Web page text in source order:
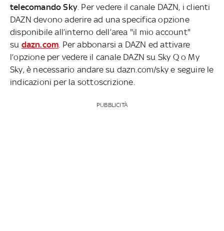
telecomando Sky . Per vedere il canale DAZN, i clienti
DAZN devono aderire ad una specifica opzione
disponibile all’interno dell’area "il mio account"
su dazn.com . Per abbonarsi a DAZN ed attivare
l’opzione per vedere il canale DAZN su Sky Q o My
Sky, è necessario andare su dazn.com/sky e seguire le
indicazioni per la sottoscrizione.
PUBBLICITÀ